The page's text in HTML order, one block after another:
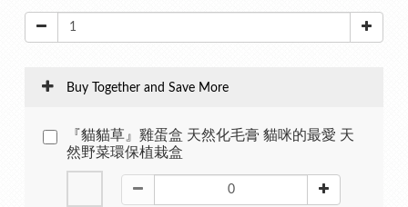
Buy Together and Save More
『貓貓草』雞蛋盒 天然化毛膏 貓咪的最愛 天
然野菜環保植栽盒